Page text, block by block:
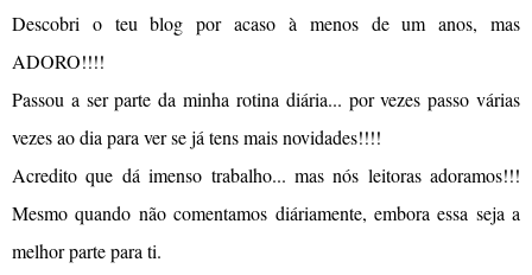
Descobri o teu blog por acaso à menos de um anos, mas
ADORO!!!!
Passou a ser parte da minha rotina diária... por vezes passo várias
vezes ao dia para ver se já tens mais novidades!!!!
Acredito que dá imenso trabalho... mas nós leitoras adoramos!!!
Mesmo quando não comentamos diáriamente, embora essa seja a
melhor parte para ti.